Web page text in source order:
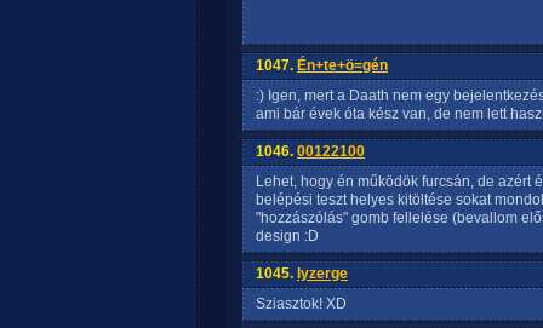
1047. Én+te+ö=gén
:) Igen, mert a Daath nem egy
ami bár évek óta kész van, de nem lett
1046. 00122100
Lehet, hogy én működök furcsán, de azért
belépési teszt helyes kitöltése sokat
"hozzászólás" gomb fellelése (bevallom
design :D
1045. lyzerge
Sziasztok! XD